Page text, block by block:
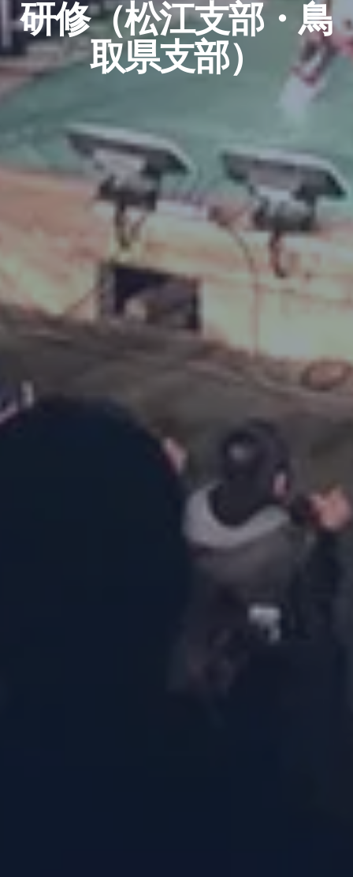
研修（松江支部・鳥
取県支部）